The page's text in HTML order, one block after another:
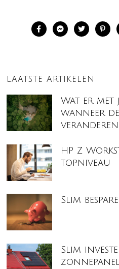
LAATSTE ARTIKELEN
Wat er
wanneer
veranderen
HP Z
topniveau
Slim
Slim